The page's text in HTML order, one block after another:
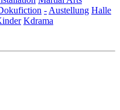
- Austellung Halle
Kdrama